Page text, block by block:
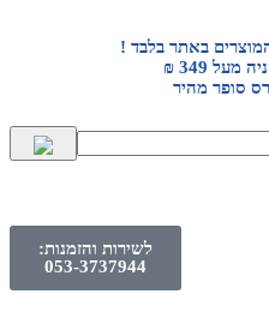
באתר בלבד !
349 ₪
סופר מהיר
לשירות והזמנות:
053-3737944